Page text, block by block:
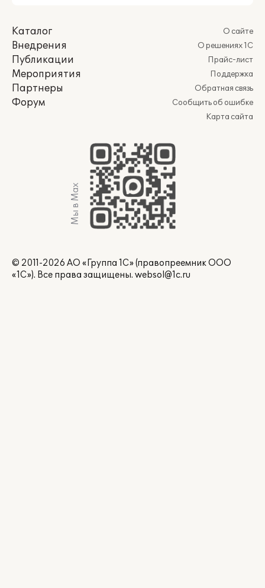
Каталог
Внедрения
Публикации
Мероприятия
Партнеры
Форум
О сайте
О решениях 1С
Прайс-лист
Поддержка
Обратная связь
Сообщить об ошибке
Карта сайта
Мы в Max
© 2011-2026 АО «Группа 1С» (правопреемник ООО
«1С»). Все права защищены. websol@1c.ru